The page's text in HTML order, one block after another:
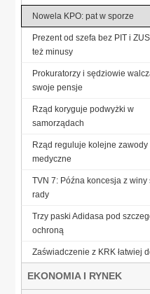
Nowela KPO: pat w sporze
Prezent od szefa bez PIT i
też minusy
Prokuratorzy i sędziowie
swoje pensje
Rząd koryguje podwyżki w
samorządach
Rząd reguluje kolejne zawody
medyczne
TVN 7: Późna koncesja z winy
rady
Trzy paski Adidasa pod
ochroną
Zaświadczenie z KRK łatwiej
EKONOMIA I RYNEK